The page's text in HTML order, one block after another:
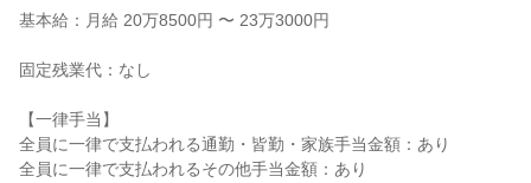
基本給：月給 20万8500円 〜 23万3000円
固定残業代：なし
【一律手当】
全員に一律で支払われる通勤・皆勤・家族手当金額：あり
全員に一律で支払われるその他手当金額：あり